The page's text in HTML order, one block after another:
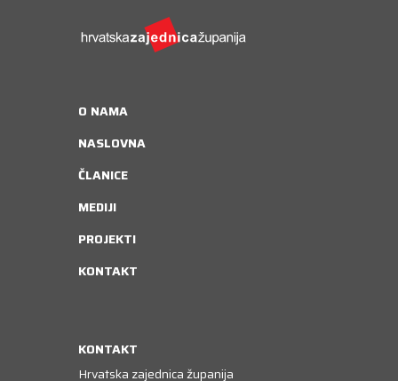
O NAMA
NASLOVNA
ČLANICE
MEDIJI
PROJEKTI
KONTAKT
KONTAKT
Hrvatska zajednica županija